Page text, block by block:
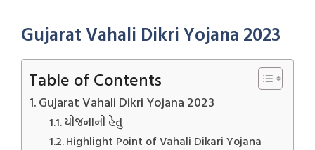
Gujarat Vahali Dikri Yojana 2023
Table of Contents
Gujarat Vahali Dikri Yojana 2023
યોજનાનો હેતુ
Highlight Point of Vahali Dikari Yojana